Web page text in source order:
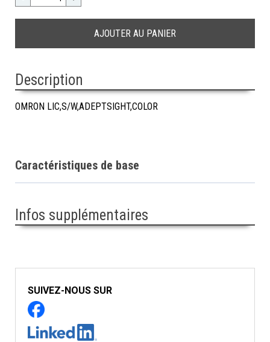
Description
OMRON LIC,S/W,ADEPTSIGHT,COLOR
Caractéristiques de base
Infos supplémentaires
SUIVEZ-NOUS SUR